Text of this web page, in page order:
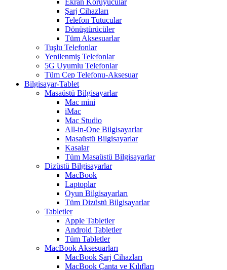
Ekran Koruyucular
Şarj Cihazları
Telefon Tutucular
Dönüştürücüler
Tüm Aksesuarlar
Tuşlu Telefonlar
Yenilenmiş Telefonlar
5G Uyumlu Telefonlar
Tüm Cep Telefonu-Aksesuar
Bilgisayar-Tablet
Masaüstü Bilgisayarlar
Mac mini
iMac
Mac Studio
All-in-One Bilgisayarlar
Masaüstü Bilgisayarlar
Kasalar
Tüm Masaüstü Bilgisayarlar
Dizüstü Bilgisayarlar
MacBook
Laptoplar
Oyun Bilgisayarları
Tüm Dizüstü Bilgisayarlar
Tabletler
Apple Tabletler
Android Tabletler
Tüm Tabletler
MacBook Aksesuarları
MacBook Şarj Cihazları
MacBook Çanta ve Kılıfları